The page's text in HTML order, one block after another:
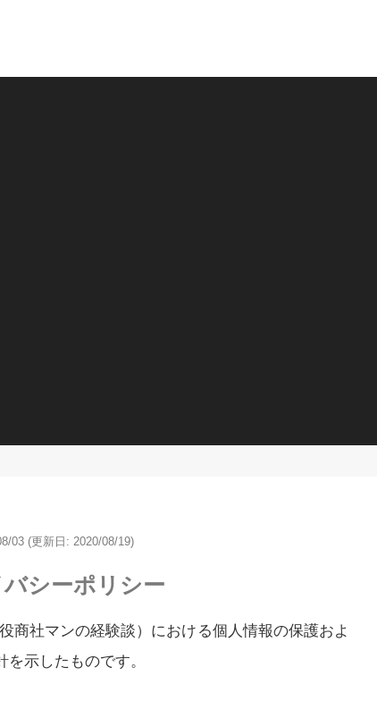
03 (更新日: 2020/08/19)
シーポリシー
商社マンの経験談）における個人情報の保護およ
示したものです。